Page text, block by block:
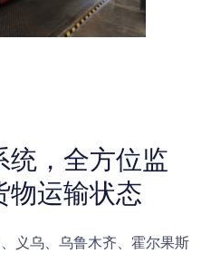
统，全方位监
物运输状态
义乌、乌鲁木齐、霍尔果斯